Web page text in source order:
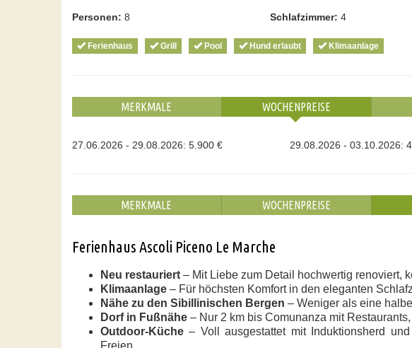
Personen: 8 Schlafzimmer: 4
Ferienhaus Grill Pool Hund erlaubt Klimaanlage
MERKMALE WOCHENPREISE
27.06.2026 - 29.08.2026: 5.900 € 29.08.2026 - 03.10.2026:
MERKMALE WOCHENPREISE
Ferienhaus Ascoli Piceno Le Marche
Neu restauriert – Mit Liebe zum Detail hochwertig renoviert,
Klimaanlage – Für höchsten Komfort in den eleganten
Nähe zu den Sibillinischen Bergen – Weniger als eine
Dorf in Fußnähe – Nur 2 km bis Comunanza mit
Outdoor-Küche – Voll ausgestattet mit Induktionsherd
Freien.